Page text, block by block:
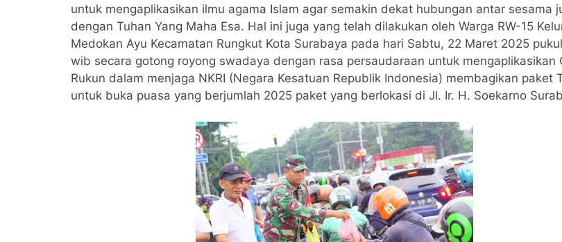
untuk mengaplikasikan ilmu agama Islam agar semakin dekat hubungan antar sesama
dengan Tuhan Yang Maha Esa. Hal ini juga yang telah dilakukan oleh Warga RW-15
Medokan Ayu Kecamatan Rungkut Kota Surabaya pada hari Sabtu, 22 Maret 2025
wib secara gotong royong swadaya dengan rasa persaudaraan untuk mengaplikasikan
Rukun dalam menjaga NKRI (Negara Kesatuan Republik Indonesia) membagikan paket
untuk buka puasa yang berjumlah 2025 paket yang berlokasi di Jl. Ir. H. Soekarno